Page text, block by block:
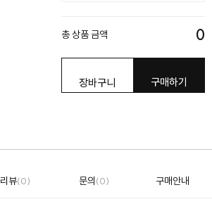
총 상품 금액 0
장바구니 구매하기
리뷰(0) 문의(0) 구매안내